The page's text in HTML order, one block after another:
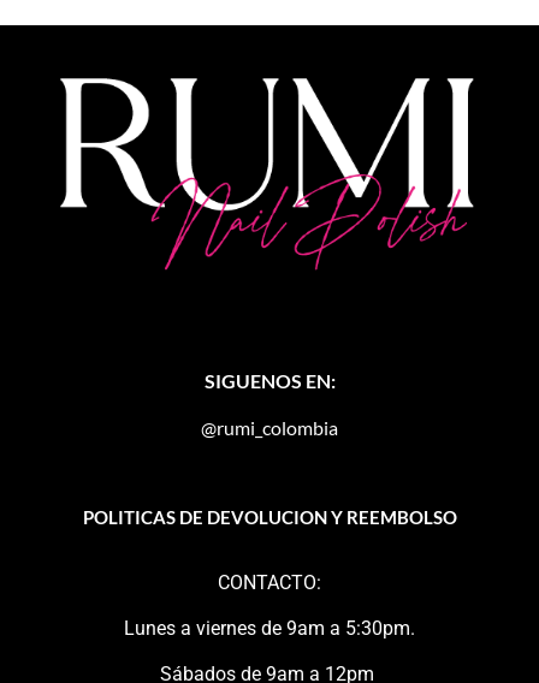
SIGUENOS EN:
@rumi_colombia
POLITICAS DE DEVOLUCION Y REEMBOLSO
CONTACTO:
Lunes a viernes de 9am a 5:30pm.
Sábados de 9am a 12pm